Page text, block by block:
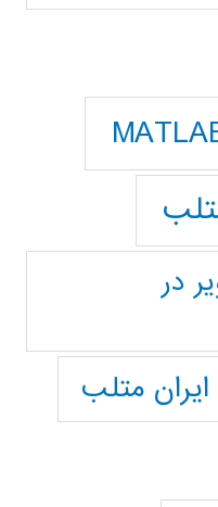
در
ایران متلب